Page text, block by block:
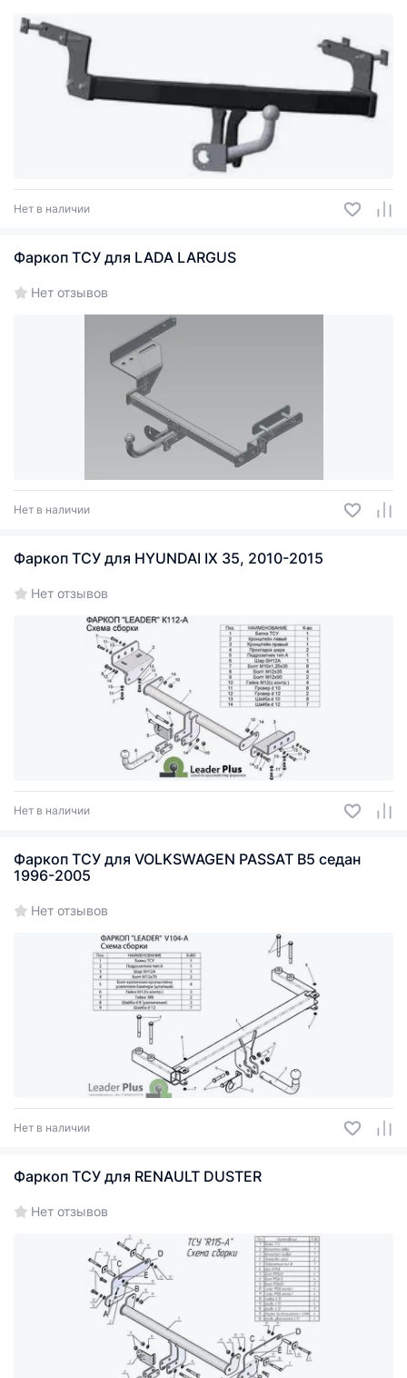
Нет в наличии
Фаркоп ТСУ для LADA LARGUS
Нет отзывов
Нет в наличии
Фаркоп ТСУ для HYUNDAI IX 35, 2010-2015
Нет отзывов
Нет в наличии
Фаркоп ТСУ для VOLKSWAGEN PASSAT B5 седан
1996-2005
Нет отзывов
Нет в наличии
Фаркоп ТСУ для RENAULT DUSTER
Нет отзывов